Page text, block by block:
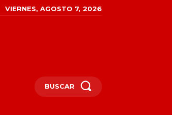
VIERNES, AGOSTO 7, 2026
BUSCAR